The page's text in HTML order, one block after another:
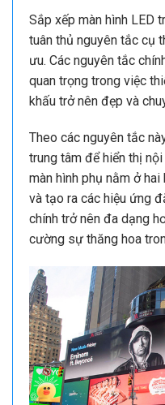
Sắp xếp màn hình LED
tuân thủ nguyên tắc cụ
ưu. Các nguyên tắc
quan trọng trong việc
khấu trở nên đẹp và
Theo các nguyên tắc
trung tâm để hiển thị
màn hình phụ nằm ở
và tạo ra các hiệu ứng
chính trở nên đa dạng
cường sự thăng hoa